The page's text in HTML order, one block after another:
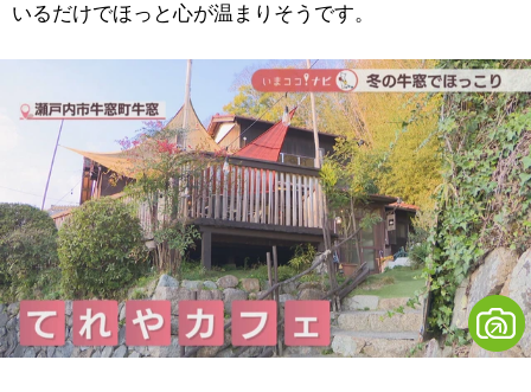
いるだけでほっと心が温まりそうです。